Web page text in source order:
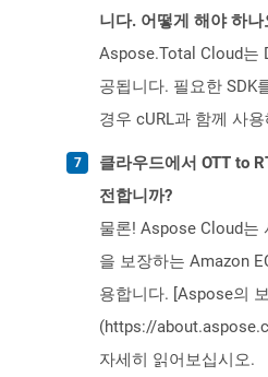
니다. 어떻게 해야 하나
Aspose.Total Cloud는
공됩니다. 필요한 SDK
경우 cURL과 함께 사
클라우드에서 OTT to
전합니까?
물론! Aspose Cloud는
을 보장하는 Amazon
용합니다. [Aspose의
(https://
자세히 읽어보십시오.